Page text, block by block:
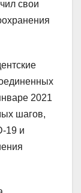
свои
2021
шагов,
19 и